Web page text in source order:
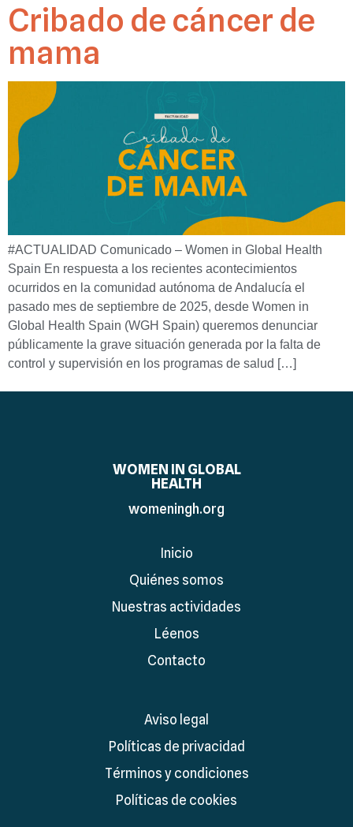
Cribado de cáncer de
mama
#ACTUALIDAD Comunicado – Women in Global Health
Spain En respuesta a los recientes acontecimientos
ocurridos en la comunidad autónoma de Andalucía el
pasado mes de septiembre de 2025, desde Women in
Global Health Spain (WGH Spain) queremos denunciar
públicamente la grave situación generada por la falta de
control y supervisión en los programas de salud […]
WOMEN IN GLOBAL
HEALTH
womeningh.org
Inicio
Quiénes somos
Nuestras actividades
Léenos
Contacto
Aviso legal
Políticas de privacidad
Términos y condiciones
Políticas de cookies